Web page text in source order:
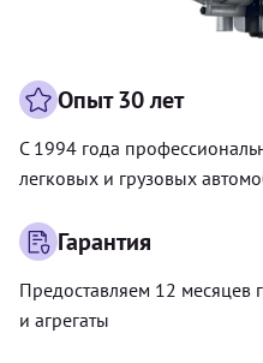
Опыт 30 лет
С 1994 года
легковых и грузовых
Гарантия
Предоставляем 12 месяцев
и агрегаты